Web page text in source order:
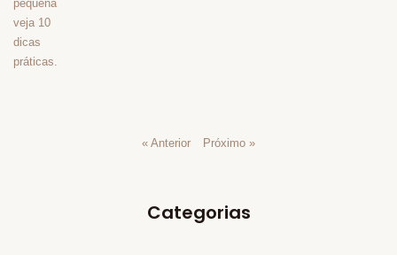
« Anterior Próximo »
Categorias